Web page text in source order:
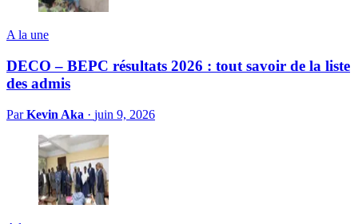
A la une
DECO – BEPC résultats 2026 : tout savoir de la liste
des admis
ParKevin Aka · juin 9, 2026